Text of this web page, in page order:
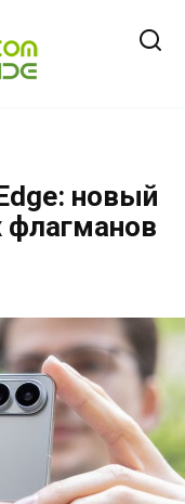
новый
флагманов